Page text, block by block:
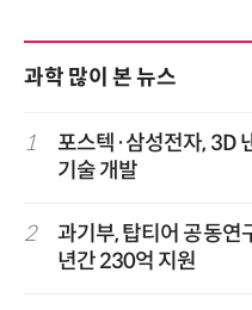
과학 많이 본 뉴스
1
포스텍·삼성전자, 3D
기술 개발
2
과기부, 탑티어 공동
년간 230억 지원